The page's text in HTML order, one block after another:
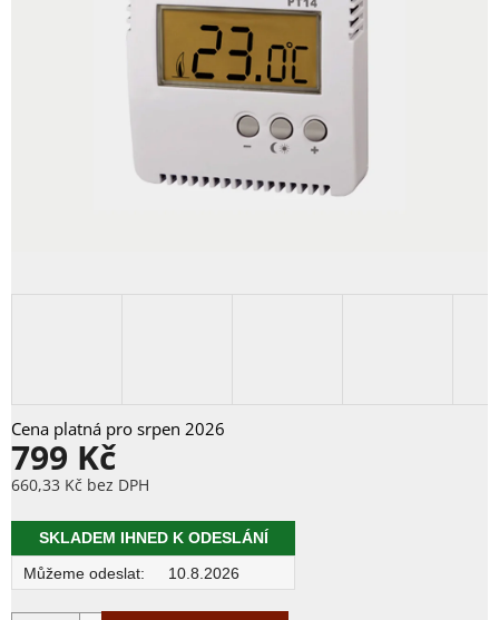
799 Kč
660,33 Kč bez DPH
Měrná
cena:SKLADEM IHNED K ODESLÁNÍ
10.8.2026